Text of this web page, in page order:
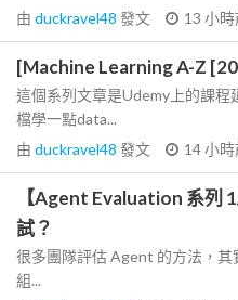
由 duckravel48 發文 13 小
[Machine Learning A-Z
這個系列文章是Udemy上的課
檔學一點data...
由 duckravel48 發文 14 小
【Agent Evaluation 系列
試？
很多團隊評估 Agent 的方法，
組...